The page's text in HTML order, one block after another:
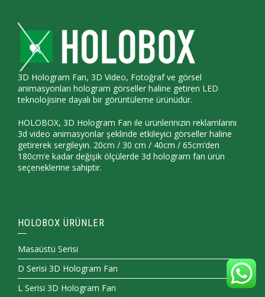
3D Hologram Fan, 3D Video, Fotoğraf ve görsel
animasyonları hologram görseller haline getiren LED
teknolojisine dayalı bir görüntüleme ürünüdür.
HOLOBOX, 3D Hologram Fan ile ürünlerinizin reklamlarını
3d video animasyonlar şeklinde etkileyici görseller haline
getirerek sergileyin. 20cm / 30 cm / 40cm / 65cm’den
180cm’e kadar değişik ölçülerde 3d hologram fan ürün
seçeneklerine sahiptir.
HOLOBOX ÜRÜNLER
Masaüstü Serisi
D Serisi 3D Hologram Fan
L Serisi 3D Hologram Fan